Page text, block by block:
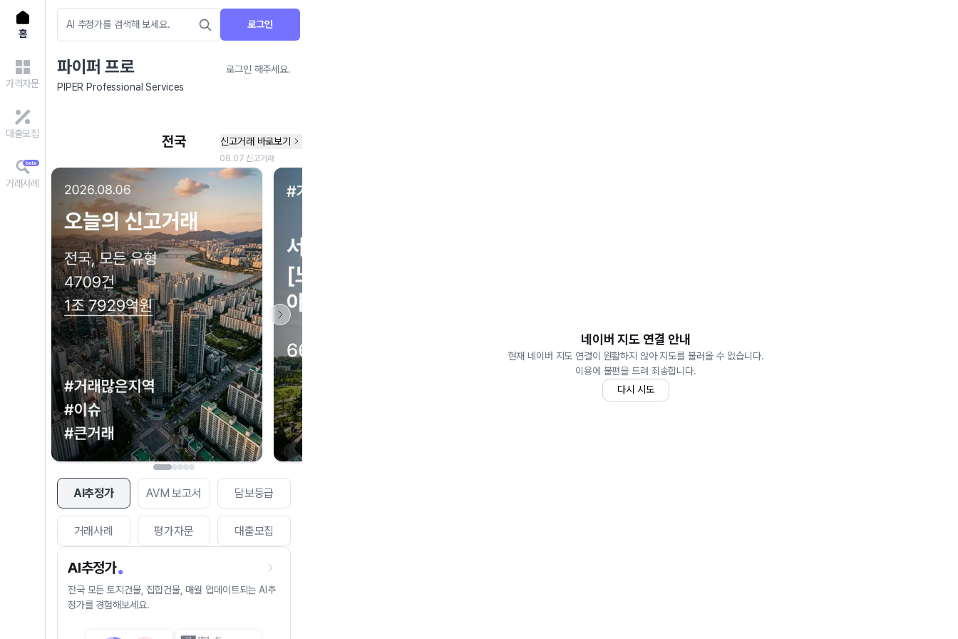
홈
가격자문
대출모집
거래사례
로그인
파이퍼 프로
로그인 해주세요.
PIPER Professional Services
AI추정가 AVM 보고서 담보등급
거래사례 평가자문 대출모집
AI추정가
전국 모든 토지건물, 집합건물, 매월 업데이트되는 AI추
정가를 경험해보세요.
네이버 지도 연결 안내
현재 네이버 지도 연결이 원활하지 않아 지도를 불러올 수 없습니다.
이용에 불편을 드려 죄송합니다.
다시 시도